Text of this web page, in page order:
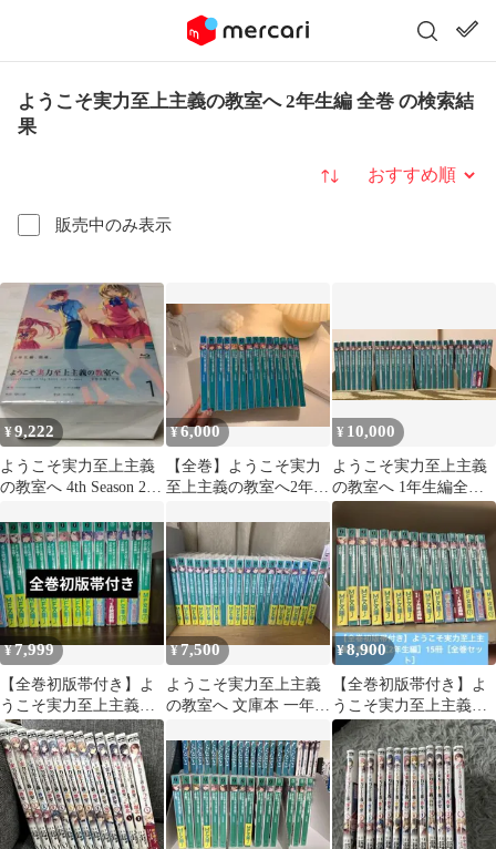
ようこそ実力至上主義の教室へ 2年生編 全巻 の検索結
果
販売中のみ表示
並び替え
¥9,222
ようこそ実力至上主義
の教室へ 4th Season 2年
¥6,000
【全巻】ようこそ実力
至上主義の教室へ2年生
¥ 10,000
ようこそ実力至上主義
の教室へ 1年生編全巻
+2年生編1～11巻
¥7,999
【全巻初版帯付き】よ
うこそ実力至上主義の
教室へ 2年生編 セット
¥7,500
ようこそ実力至上主義
の教室へ 文庫本 一年生
まで
¥8,900
【全巻初版帯付き】よ
うこそ実力至上主義の
教室へ［2年生編］15冊
［全巻セット］